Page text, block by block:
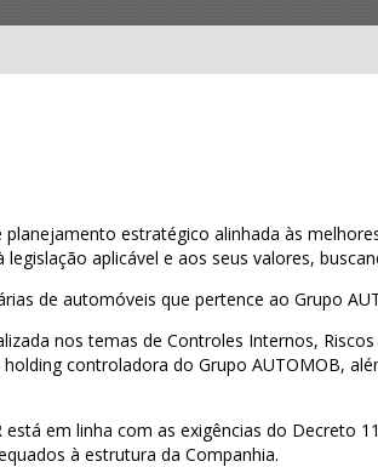
estratégico alinhada às
aplicável e aos seus valores,
de automóveis que pertence ao Grupo
nos temas de Controles Internos,
controladora do Grupo AUTOMOB,
em linha com as exigências do Decreto
à estrutura da Companhia.